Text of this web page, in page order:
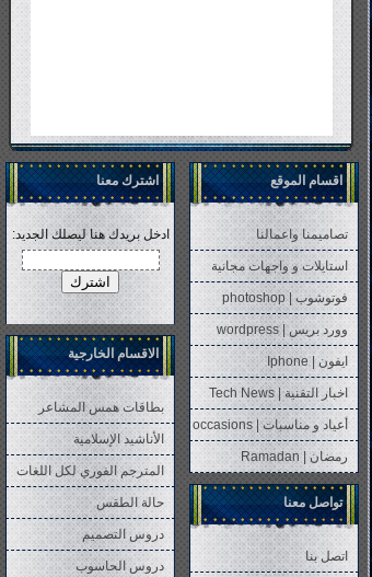
اقسام الموقع
تصاميمنا واعمالنا
استايلات و واجهات مجانية
فوتوشوب | photoshop
وورد بريس | wordpress
ايفون | Iphone
اخبار التقنية | Tech News
أعياد و مناسبات | occasions
رمضان | Ramadan
تواصل معنا
اتصل بنا
اشترك معنا
ادخل بريدك هنا ليصلك الجديد:
الاقسام الخارجية
بطاقات همس المشاعر
الأناشيد الإسلامية
المترجم الفوري لكل اللغات
حالة الطقس
دروس التصميم
دروس الحاسوب